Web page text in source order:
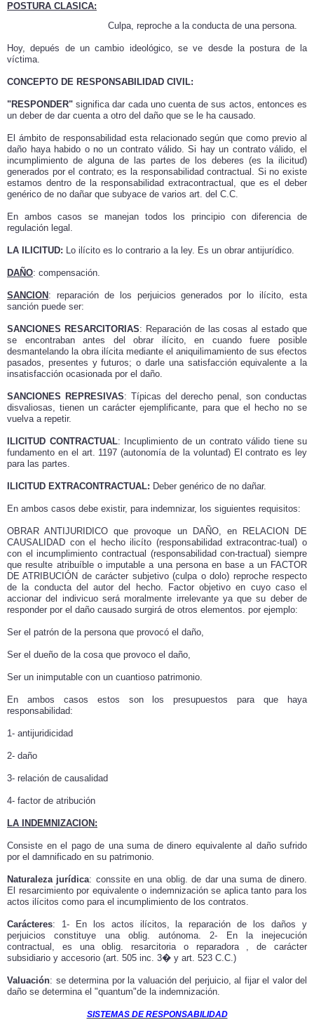
POSTURA CLASICA:
Culpa, reproche a la conducta de una persona.
Hoy, depués de un cambio ideológico, se ve desde la postura de la
víctima.
CONCEPTO DE RESPONSABILIDAD CIVIL:
"RESPONDER" significa dar cada uno cuenta de sus actos, entonces es
un deber de dar cuenta a otro del daño que se le ha causado.
El ámbito de responsabilidad esta relacionado según que como previo al
daño haya habido o no un contrato válido. Si hay un contrato válido, el
incumplimiento de alguna de las partes de los deberes (es la ilicitud)
generados por el contrato; es la responsabilidad contractual. Si no existe
estamos dentro de la responsabilidad extracontractual, que es el deber
genérico de no dañar que subyace de varios art. del C.C.
En ambos casos se manejan todos los principio con diferencia de
regulación legal.
LA ILICITUD: Lo ilícito es lo contrario a la ley. Es un obrar antijurídico.
DAÑO: compensación.
SANCION : reparación de los perjuicios generados por lo ilícito, esta
sanción puede ser:
SANCIONES RESARCITORIAS: Reparación de las cosas al estado que
se encontraban antes del obrar ilícito, en cuando fuere posible
desmantelando la obra ilícita mediante el aniquilimamiento de sus efectos
pasados, presentes y futuros; o darle una satisfacción equivalente a la
insatisfacción ocasionada por el daño.
SANCIONES REPRESIVAS: Típicas del derecho penal, son conductas
disvaliosas, tienen un carácter ejemplificante, para que el hecho no se
vuelva a repetir.
ILICITUD CONTRACTUAL: Incuplimiento de un contrato válido tiene su
fundamento en el art. 1197 (autonomía de la voluntad) El contrato es ley
para las partes.
ILICITUD EXTRACONTRACTUAL: Deber genérico de no dañar.
En ambos casos debe existir, para indemnizar, los siguientes requisitos:
OBRAR ANTIJURIDICO que provoque un DAÑO, en RELACION DE
CAUSALIDAD con el hecho ilicíto (responsabilidad extracontrac-tual) o
con el incumplimiento contractual (responsabilidad con-tractual) siempre
que resulte atribuíble o imputable a una persona en base a un FACTOR
DE ATRIBUCIÓN de carácter subjetivo (culpa o dolo) reproche respecto
de la conducta del autor del hecho. Factor objetivo en cuyo caso el
accionar del indivicuo será moralmente irrelevante ya que su deber de
responder por el daño causado surgirá de otros elementos. por ejemplo:
Ser el patrón de la persona que provocó el daño,
Ser el dueño de la cosa que provoco el daño,
Ser un inimputable con un cuantioso patrimonio.
En ambos casos estos son los presupuestos para que haya
responsabilidad:
1- antijuridicidad
2- daño
3- relación de causalidad
4- factor de atribución
LA INDEMNIZACION:
Consiste en el pago de una suma de dinero equivalente al daño sufrido
por el damnificado en su patrimonio.
Naturaleza jurídica: conssite en una oblig. de dar una suma de dinero.
El resarcimiento por equivalente o indemnización se aplica tanto para los
actos ilícitos como para el incumplimiento de los contratos.
Carácteres: 1- En los actos ilícitos, la reparación de los daños y
perjuicios constituye una oblig. autónoma. 2- En la inejecución
contractual, es una oblig. resarcitoria o reparadora , de carácter
subsidiario y accesorio (art. 505 inc. 3� y art. 523 C.C.)
Valuación: se determina por la valuación del perjuicio, al fijar el valor del
daño se determina el "quantum"de la indemnización.
SISTEMAS DE RESPONSABILIDAD